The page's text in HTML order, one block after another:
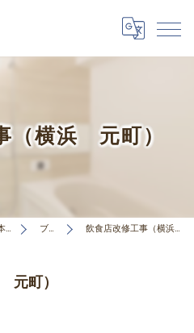
（横浜 元町）
横浜の工務店は宅見工務店直し家本舗合同会社 ブログ 飲食店改修工事（横浜 元町）
町）